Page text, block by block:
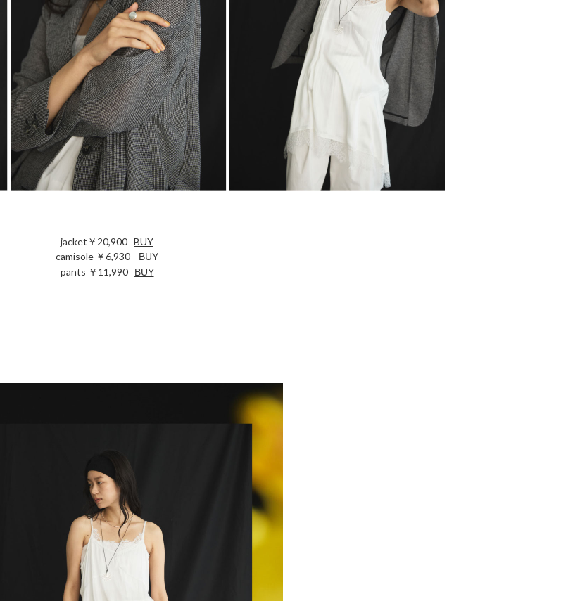
jacket￥20,900 BUY
camisole ￥6,930 BUY
pants ￥11,990 BUY